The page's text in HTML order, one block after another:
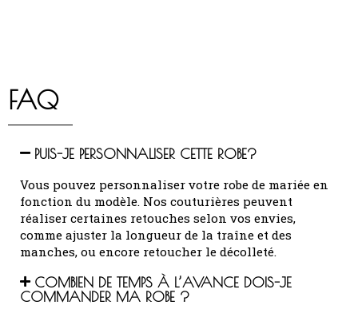
FAQ
PUIS-JE PERSONNALISER CETTE ROBE?
Vous pouvez personnaliser votre robe de mariée en
fonction du modèle. Nos couturières peuvent
réaliser certaines retouches selon vos envies,
comme ajuster la longueur de la traîne et des
manches, ou encore retoucher le décolleté.
COMBIEN DE TEMPS À L’AVANCE DOIS-JE
COMMANDER MA ROBE ?